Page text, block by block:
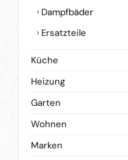
Dampfbäder
Ersatzteile
Küche
Heizung
Garten
Wohnen
Marken